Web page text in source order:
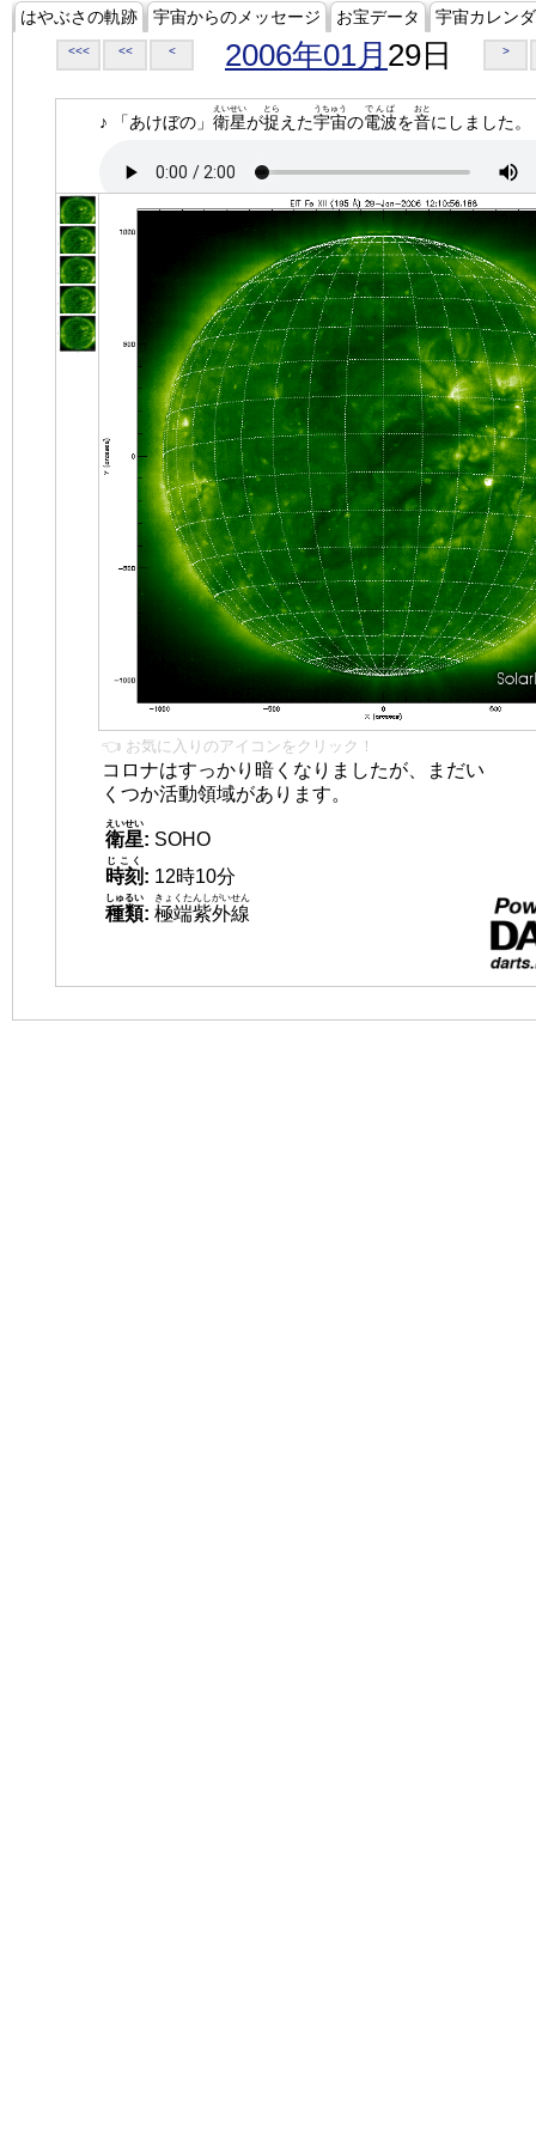
はやぶさの軌跡 宇宙からのメッセージ お宝データ 宇宙カレン
<<< << < 2006年01月 29日 >
♪ 「あけぼの」 衛星
えいせい
が捉
とら
えた宇宙
うちゅう
の電波
でんぱ
を音
おと
にしました。
👈 お気に入りのアイコンをクリック！
コロナはすっかり暗くなりましたが、まだい
くつか活動領域があります。
衛星
えいせい
: SOHO
時刻
じこく
: 12時10分
種類
しゅるい
: 極端紫外線
きょくたんしがいせん